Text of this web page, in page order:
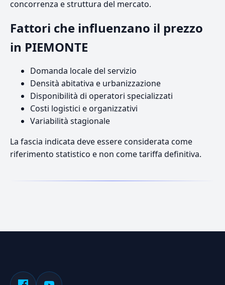
concorrenza e struttura del mercato.
Fattori che influenzano il prezzo
in PIEMONTE
Domanda locale del servizio
Densità abitativa e urbanizzazione
Disponibilità di operatori specializzati
Costi logistici e organizzativi
Variabilità stagionale
La fascia indicata deve essere considerata come
riferimento statistico e non come tariffa definitiva.